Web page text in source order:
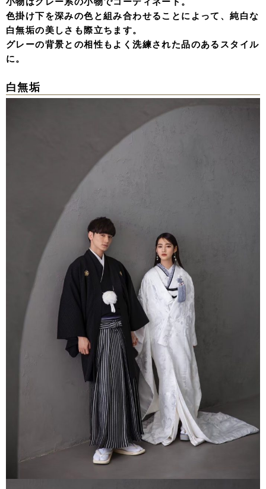
色掛け下を深みの色と組み合わせることによって、純白な
白無垢の美しさも際立ちます。
グレーの背景との相性もよく洗練された品のあるスタイル
に。
白無垢